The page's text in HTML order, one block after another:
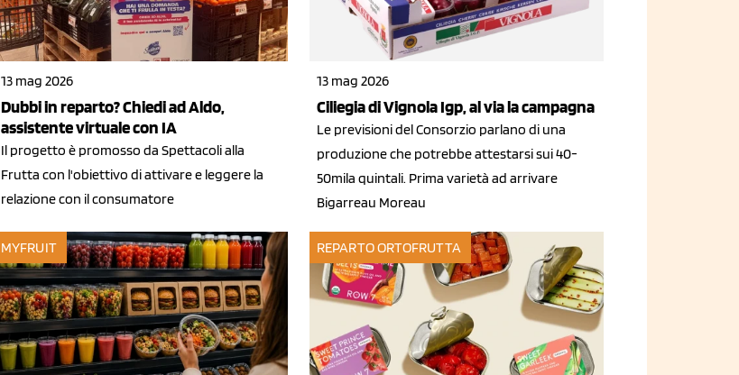
13 mag 2026
Dubbi in reparto? Chiedi ad Aldo,
assistente virtuale con IA
Il progetto è promosso da Spettacoli alla
Frutta con l'obiettivo di attivare e leggere la
relazione con il consumatore
13 mag 2026
Ciliegia di Vignola Igp, al via la campagna
Le previsioni del Consorzio parlano di una
produzione che potrebbe attestarsi sui 40-
50mila quintali. Prima varietà ad arrivare
Bigarreau Moreau
MYFRUIT REPARTO ORTOFRUTTA